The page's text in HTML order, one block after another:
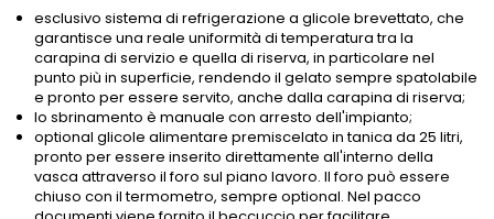
esclusivo sistema di refrigerazione a glicole brevettato, che
garantisce una reale uniformità di temperatura tra la
carapina di servizio e quella di riserva, in particolare nel
punto più in superficie, rendendo il gelato sempre spatolabile
e pronto per essere servito, anche dalla carapina di riserva;
lo sbrinamento è manuale con arresto dell'impianto;
optional glicole alimentare premiscelato in tanica da 25 litri,
pronto per essere inserito direttamente all'interno della
vasca attraverso il foro sul piano lavoro. Il foro può essere
chiuso con il termometro, sempre optional. Nel pacco